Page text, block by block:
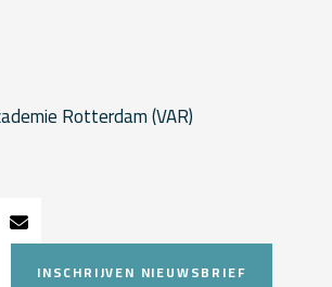
Rotterdam (VAR)
INSCHRIJVEN NIEUWSBRIEF